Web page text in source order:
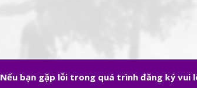
Nếu bạn gặp lỗi trong quá trình đăng ký